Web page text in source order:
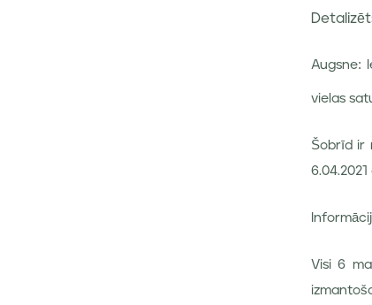
Augsne:
vielas
Šobrīd ir
Visi 6